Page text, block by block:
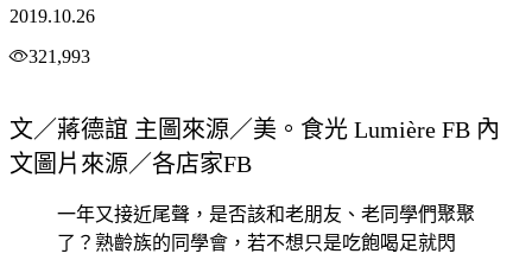
2019.10.26
321,993
文／蔣德誼 主圖來源／美。食光 Lumière FB 內
文圖片來源／各店家FB
一年又接近尾聲，是否該和老朋友、老同學們聚聚
了？熟齡族的同學會，若不想只是吃飽喝足就閃